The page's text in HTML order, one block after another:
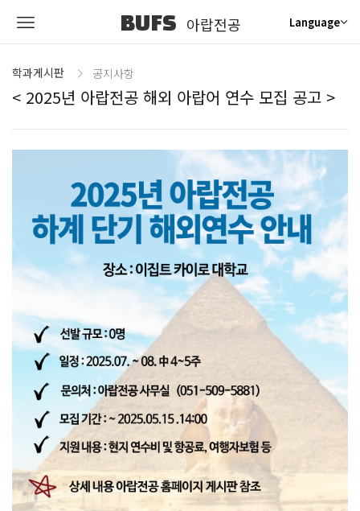
BUFS 아랍전공 Language
학과게시판 공지사항
< 2025년 아랍전공 해외 아랍어 연수 모집 공고 >